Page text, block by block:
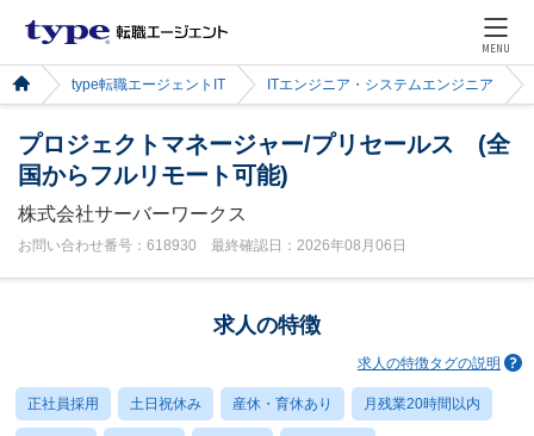
MENU
type転職エージェントIT ITエンジニア・システムエンジニア
プロジェクトマネージャー/プリセールス (全
国からフルリモート可能)
株式会社サーバーワークス
お問い合わせ番号：618930 最終確認日：2026年08月06日
求人の特徴
求人の特徴タグの説明
正社員採用 土日祝休み 産休・育休あり 月残業20時間以内